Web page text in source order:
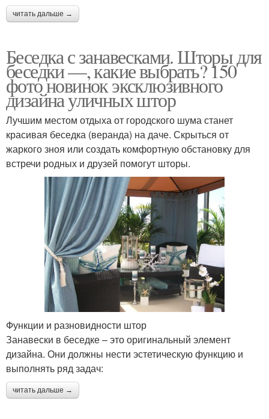
читать дальше →
Беседка с занавесками. Шторы для
беседки —, какие выбрать? 150
фото новинок эксклюзивного
дизайна уличных штор
Лучшим местом отдыха от городского шума станет
красивая беседка (веранда) на даче. Скрыться от
жаркого зноя или создать комфортную обстановку для
встречи родных и друзей помогут шторы.
Функции и разновидности штор
Занавески в беседке – это оригинальный элемент
дизайна. Они должны нести эстетическую функцию и
выполнять ряд задач:
читать дальше →